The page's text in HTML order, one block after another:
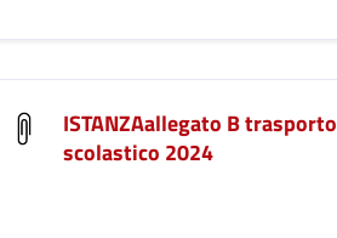
ISTANZAallegato B trasporto
scolastico 2024